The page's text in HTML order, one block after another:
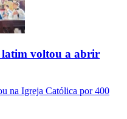
latim voltou a abrir
na Igreja Católica por 400